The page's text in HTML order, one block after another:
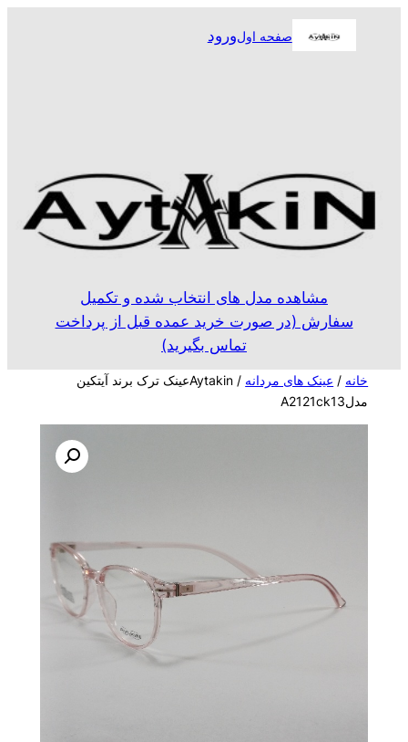
صفحه اولورود
مشاهده مدل های انتخاب شده و تکمیل
سفارش (در صورت خرید عمده قبل از پرداخت
تماس بگیرید)
خانه / عینک های مردانه
/ Aytakinعینک ترک برند آیتکین
مدلA2121ck13